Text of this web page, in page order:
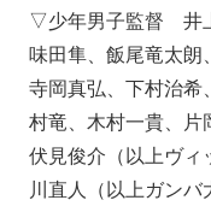
▽少年男子監督 井
味田隼、飯尾竜太朗
寺岡真弘、下村治希
村竜、木村一貴、片
伏見俊介（以上ヴィ
川直人（以上ガンバ